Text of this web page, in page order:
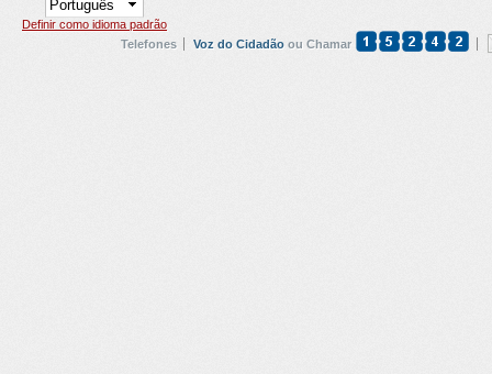
Definir como idioma padrão
Telefones
Voz do Cidadão ou Chamar